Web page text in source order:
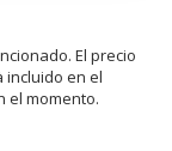
El precio
incluido en el
el momento.